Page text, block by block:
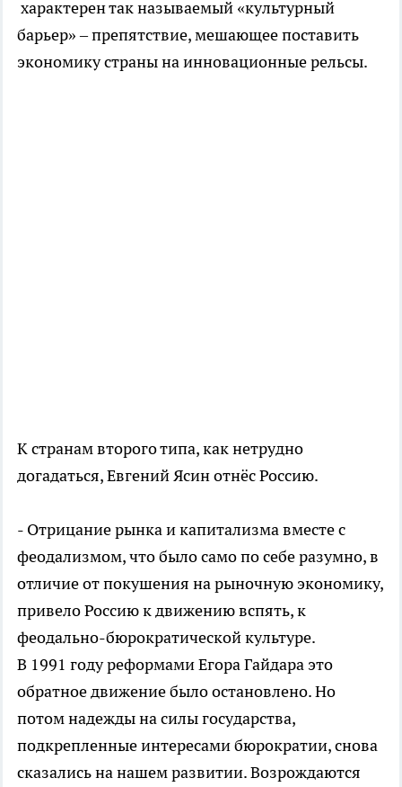
характерен так называемый «культурный
барьер» – препятствие, мешающее поставить
экономику страны на инновационные рельсы.
К странам второго типа, как нетрудно
догадаться, Евгений Ясин отнёс Россию.
- Отрицание рынка и капитализма вместе с
феодализмом, что было само по себе разумно, в
отличие от покушения на рыночную экономику,
привело Россию к движению вспять, к
феодально-бюрократической культуре.
В 1991 году реформами Егора Гайдара это
обратное движение было остановлено. Но
потом надежды на силы государства,
подкрепленные интересами бюрократии, снова
сказались на нашем развитии. Возрождаются